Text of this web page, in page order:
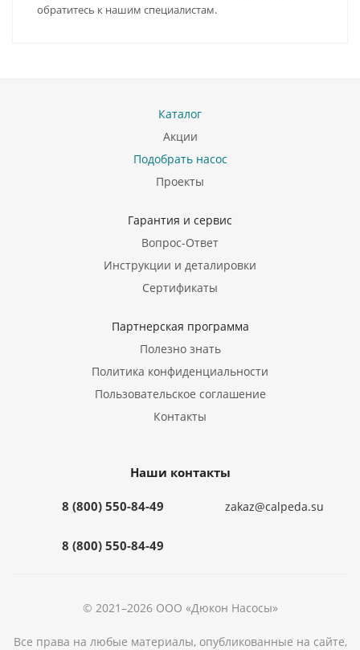
обратитесь к нашим специалистам.
Каталог
Акции
Подобрать насос
Проекты
Гарантия и сервис
Вопрос-Ответ
Инструкции и деталировки
Сертификаты
Партнерская программа
Полезно знать
Политика конфиденциальности
Пользовательское соглашение
Контакты
Наши контакты
8 (800) 550-84-49
8 (800) 550-84-49
zakaz@calpeda.su
© 2021–2026 ООО «Дюкон Насосы»
Все права на любые материалы, опубликованные на сайте,